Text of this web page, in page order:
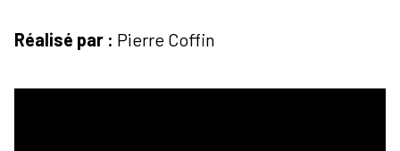
Réalisé par : Pierre Coffin